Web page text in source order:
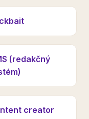
(redakčný
creator